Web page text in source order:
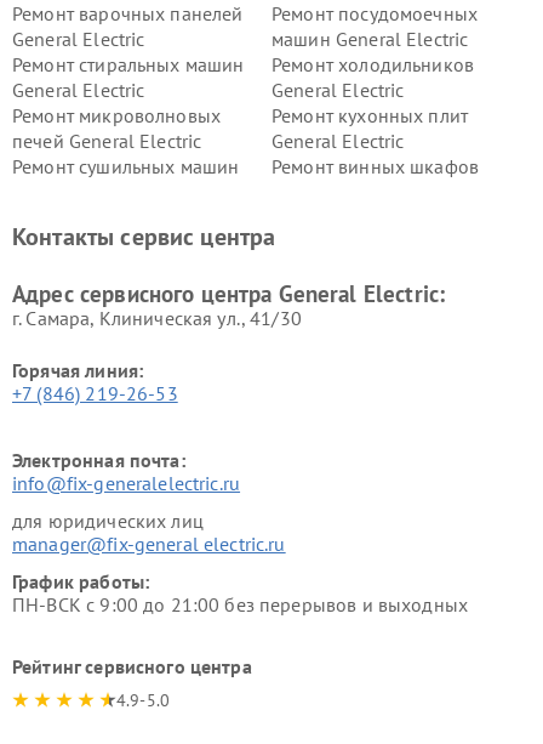
Ремонт варочных панелей
General Electric
Ремонт посудомоечных
машин General Electric
Ремонт стиральных машин
General Electric
Ремонт холодильников
General Electric
Ремонт микроволновых
печей General Electric
Ремонт кухонных плит
General Electric
Ремонт сушильных машин
Ремонт винных шкафов
Electric
General Electric
Контакты сервис центра
Адрес сервисного центра General Electric:
г. Самара, Клиническая ул., 41/30
Горячая линия:
+7 (846) 219-26-53
Электронная почта:
info@fix-generalelectric.ru
для юридических лиц
manager@fix-general electric.ru
График работы:
ПН-ВСК с 9:00 до 21:00 без перерывов и выходных
Рейтинг сервисного центра
4.9-5.0